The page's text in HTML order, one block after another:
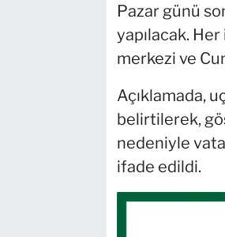
Pazar günü
yapılacak.
merkezi ve
Açıklamada,
belirtilerek,
nedeniyle
ifade edildi.